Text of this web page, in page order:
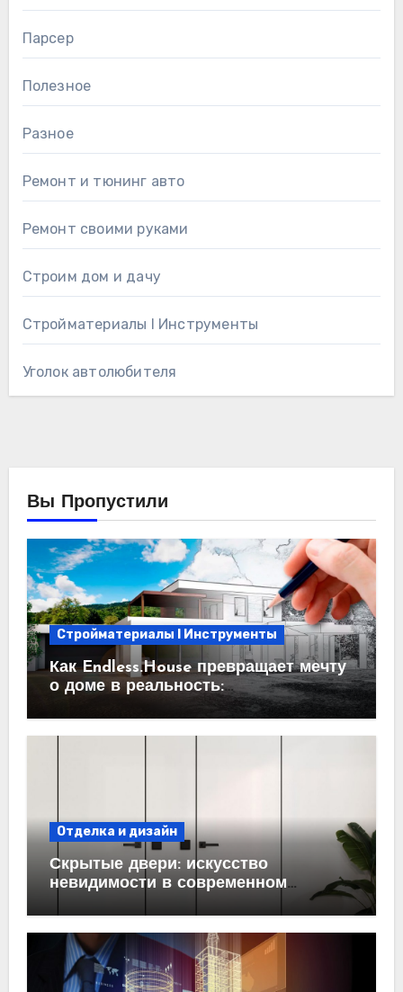
Парсер
Полезное
Разное
Ремонт и тюнинг авто
Ремонт своими руками
Строим дом и дачу
Стройматериалы l Инструменты
Уголок автолюбителя
Вы Пропустили
Стройматериалы l Инструменты
Как Endless.House превращает мечту
о доме в реальность:
проектирование под ключ
Отделка и дизайн
Скрытые двери: искусство
невидимости в современном